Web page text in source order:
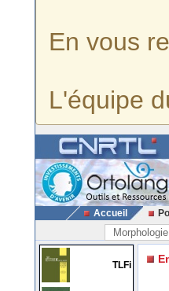
En vous
L'équipe
Accueil
Morphologie
TLFi